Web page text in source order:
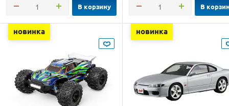
В корзину В
новинка новинка